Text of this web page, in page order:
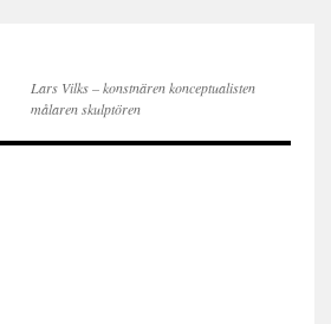
Lars Vilks – konstnären konceptualisten
målaren skulptören